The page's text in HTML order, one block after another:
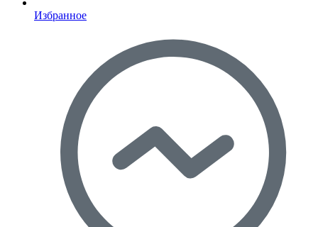
Избранное